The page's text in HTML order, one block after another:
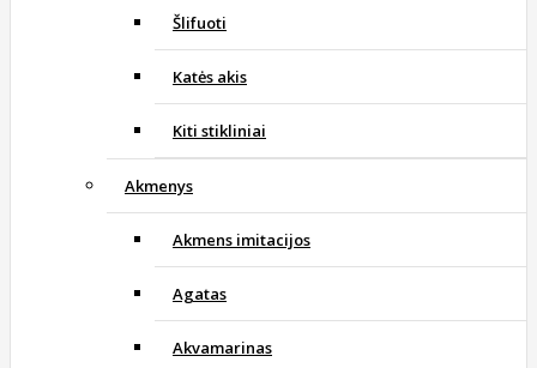
Šlifuoti
Katės akis
Kiti stikliniai
Akmenys
Akmens imitacijos
Agatas
Akvamarinas